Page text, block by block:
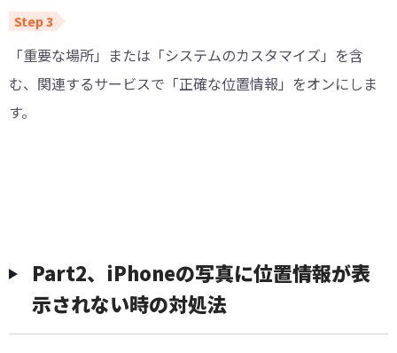
「重要な場所」または「システムのカスタマイズ」を含
む、関連するサービスで「正確な位置情報」をオンにしま
す。
Part2、iPhoneの写真に位置情報が表
示されない時の対処法